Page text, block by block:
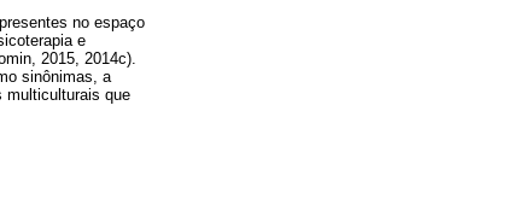
no espaço
e
2015, 2014c).
sinônimas, a
multiculturais que